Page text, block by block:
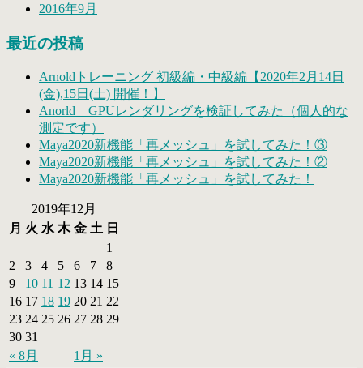
2016年9月
最近の投稿
Arnoldトレーニング 初級編・中級編【2020年2月14日
(金),15日(土) 開催！】
Anorld GPUレンダリングを検証してみた（個人的な
測定です）
Maya2020新機能「再メッシュ」を試してみた！③
Maya2020新機能「再メッシュ」を試してみた！②
Maya2020新機能「再メッシュ」を試してみた！
2019年12月
月 火 水 木 金 土 日
« 8月 1月 »
1
2
3 4 5 6 7
8
9
10 11 12 13 14 15
16 17 18 19 20 21 22
23 24 25 26 27 28 29
30 31